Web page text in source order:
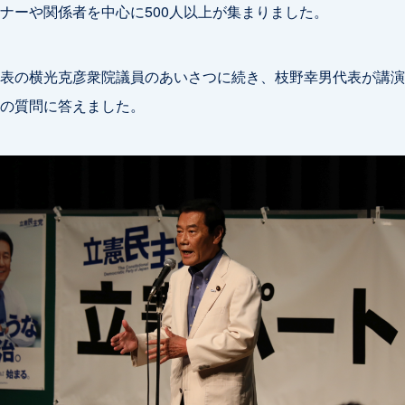
ーや関係者を中心に500人以上が集まりました。
横光克彦衆院議員のあいさつに続き、枝野幸男代表が講
質問に答えました。